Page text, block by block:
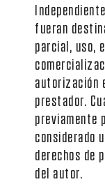
fueran
parcial, uso,
autorización
prestador.
previamente
considerado
derechos de
del autor.